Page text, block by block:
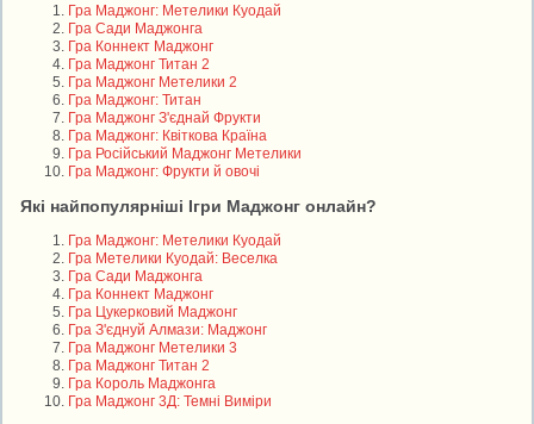
Гра Маджонг: Метелики Куодай
Гра Сади Маджонга
Гра Коннект Маджонг
Гра Маджонг Титан 2
Гра Маджонг Метелики 2
Гра Маджонг: Титан
Гра Маджонг З'єднай Фрукти
Гра Маджонг: Квіткова Країна
Гра Російський Маджонг Метелики
Гра Маджонг: Фрукти й овочі
Які найпопулярніші Ігри Маджонг онлайн?
Гра Маджонг: Метелики Куодай
Гра Метелики Куодай: Веселка
Гра Сади Маджонга
Гра Коннект Маджонг
Гра Цукерковий Маджонг
Гра З'єднуй Алмази: Маджонг
Гра Маджонг Метелики 3
Гра Маджонг Титан 2
Гра Король Маджонга
Гра Маджонг 3Д: Темні Виміри